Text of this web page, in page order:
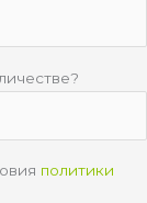
политики